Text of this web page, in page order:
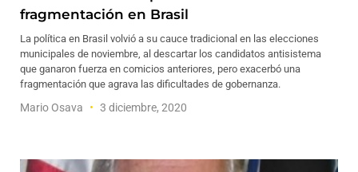
fragmentación en Brasil
La política en Brasil volvió a su cauce tradicional en las elecciones
municipales de noviembre, al descartar los candidatos antisistema
que ganaron fuerza en comicios anteriores, pero exacerbó una
fragmentación que agrava las dificultades de gobernanza.
Mario Osava 3 diciembre, 2020